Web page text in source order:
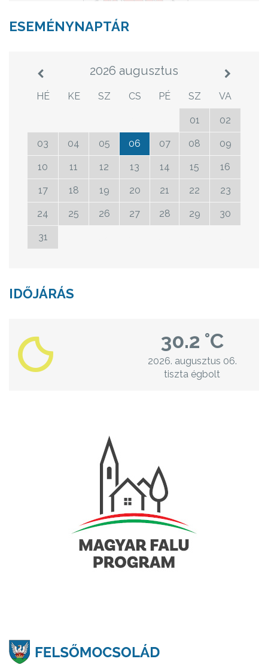
ESEMÉNYNAPTÁR
2026 augusztus
HÉ KE SZ CS PÉ SZ VA
01 02
03 04 05 06 07 08 09
10 11 12 13 14 15 16
17 18 19 20 21 22 23
24 25 26 27 28 29 30
31
IDŐJÁRÁS
30.2 °C
2026. augusztus 06.
tiszta égbolt